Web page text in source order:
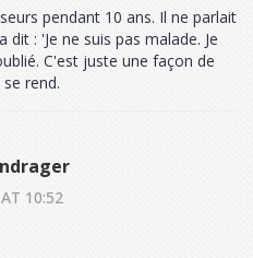
pendant 10 ans. Il ne parlait
: 'Je ne suis pas malade. Je
C'est juste une façon de
rend.
10:52